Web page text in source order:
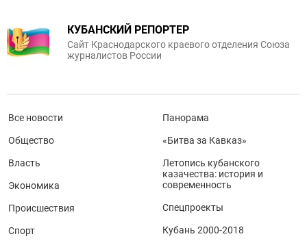
КУБАНСКИЙ РЕПОРТЕР
Сайт Краснодарского краевого отделения Союза
журналистов России
Все новости
Общество
Власть
Экономика
Происшествия
Спорт
Панорама
«Битва за Кавказ»
Летопись кубанского
казачества: история и
современность
Спецпроекты
Кубань 2000-2018